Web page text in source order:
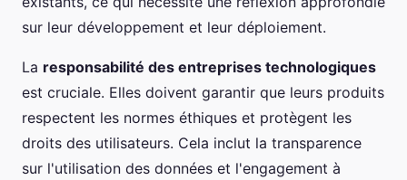
sur leur développement et leur déploiement.
La responsabilité des entreprises technologiques
est cruciale. Elles doivent garantir que leurs produits
respectent les normes éthiques et protègent les
droits des utilisateurs. Cela inclut la transparence
sur l'utilisation des données et l'engagement à